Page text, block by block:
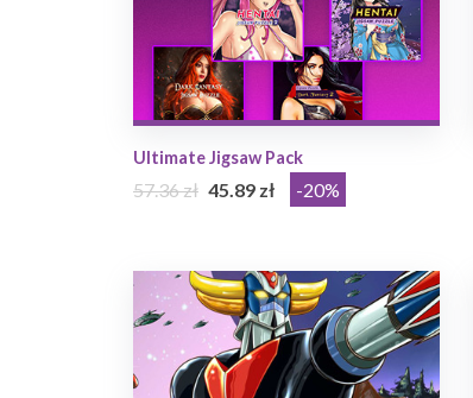
Ultimate Jigsaw Pack
57.36 zł 45.89 zł -20%